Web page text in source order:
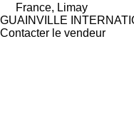
France, Limay
GUAINVILLE
Contacter le vendeur